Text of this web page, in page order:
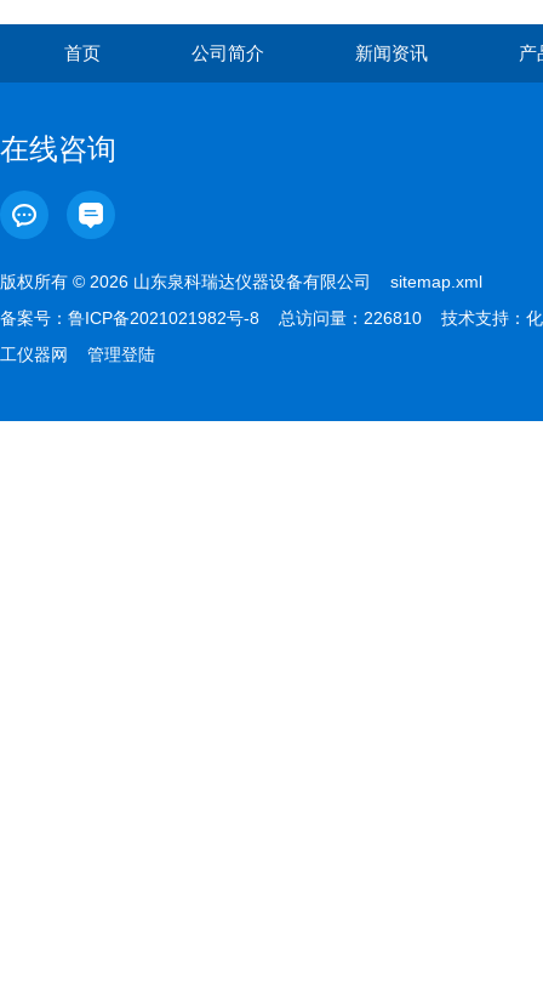
首页 公司简介 新闻资讯 产
在线咨询
版权所有 © 2026 山东泉科瑞达仪器设备有限公司 sitemap.xml
备案号： 鲁ICP备2021021982号-8 总访问量：226810 技术支持： 化
工仪器网
管理登陆